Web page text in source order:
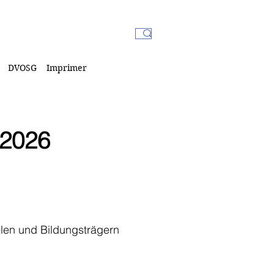
DVOSG Imprimer
und Bildungsträgern